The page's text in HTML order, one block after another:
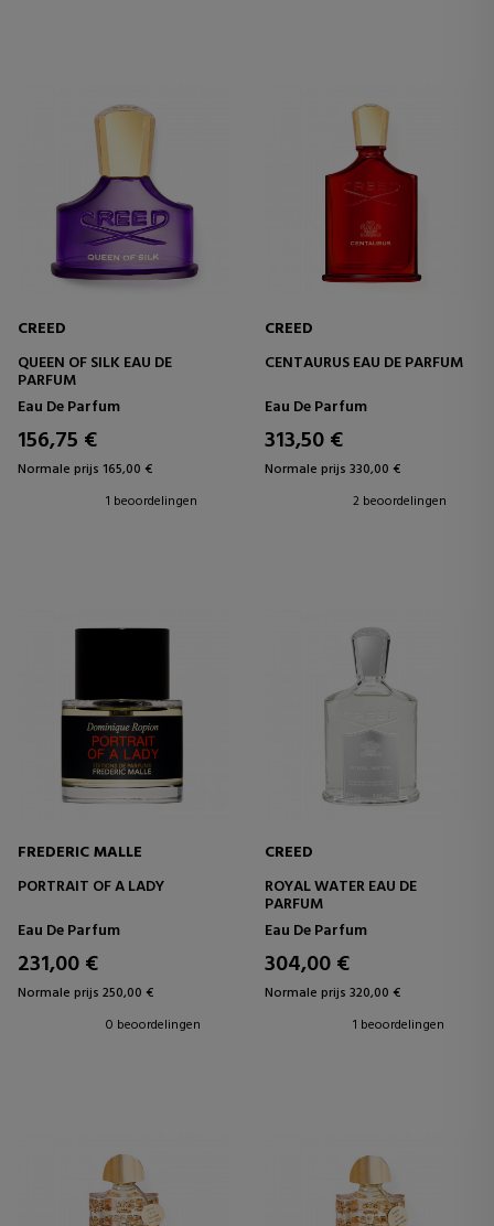
CREED
QUEEN OF SILK EAU DE
PARFUM
Eau De Parfum
156,75 €
Normale prijs 165,00 €
1 beoordelingen
CREED
CENTAURUS EAU DE PARFUM
Eau De Parfum
313,50 €
Normale prijs 330,00 €
2 beoordelingen
FREDERIC MALLE
PORTRAIT OF A LADY
Eau De Parfum
231,00 €
Normale prijs 250,00 €
0 beoordelingen
CREED
ROYAL WATER EAU DE
PARFUM
Eau De Parfum
304,00 €
Normale prijs 320,00 €
1 beoordelingen